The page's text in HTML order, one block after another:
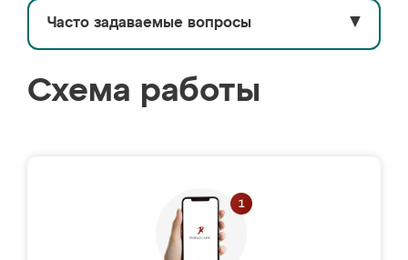
Часто задаваемые вопросы ▼
Схема работы